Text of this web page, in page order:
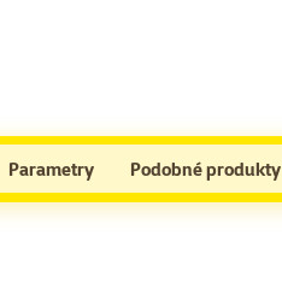
Parametry Podobné produkty